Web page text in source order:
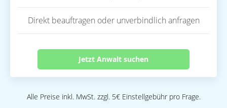
Direkt beauftragen oder unverbindlich anfragen
Jetzt Anwalt suchen
Alle Preise inkl. MwSt. zzgl. 5€ Einstellgebühr pro Frage.